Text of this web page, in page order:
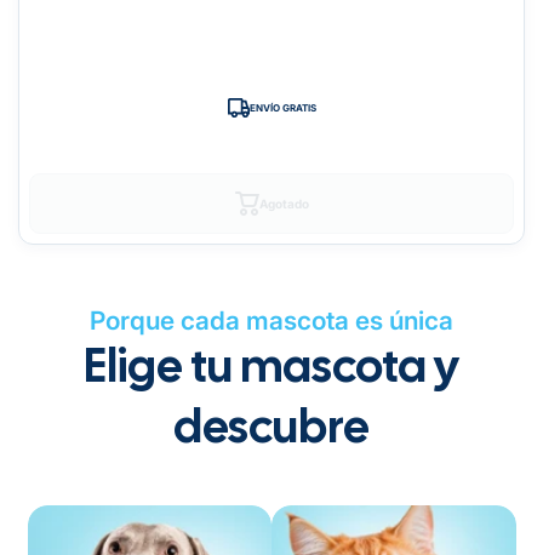
ENVÍO GRATIS
Porque cada mascota es única
Elige tu mascota y
descubre